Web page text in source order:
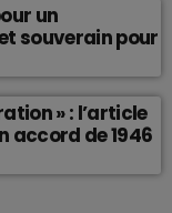
un
souverain pour
» : l’article
accord de 1946